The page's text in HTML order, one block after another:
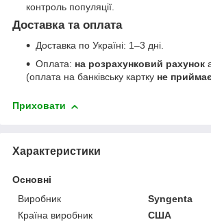
контроль популяції.
Доставка та оплата
Доставка по Україні: 1–3 дні.
Оплата: на розрахунковий рахунок
(оплата на банківську картку не
Приховати
Характеристики
Основні
Виробник
Syngenta
Країна виробник
США